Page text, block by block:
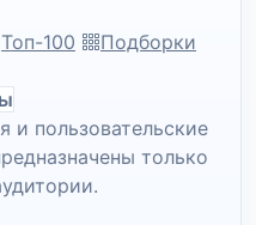
Топ-100
Подборки
и пользовательские
только